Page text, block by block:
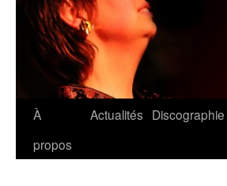
Aller
À
propos
Actualités Discographie